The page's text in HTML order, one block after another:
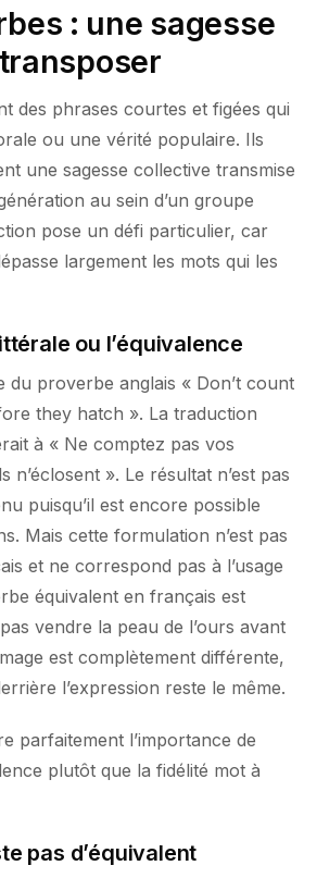
: une sagesse
des phrases courtes et figées qui
ou une vérité populaire. Ils
une sagesse collective transmise
au sein d’un groupe
pose un défi particulier, car
largement les mots qui les
ou l’équivalence
du proverbe anglais « Don’t count
they hatch ». La traduction
à « Ne comptez pas vos
n’éclosent ». Le résultat n’est pas
puisqu’il est encore possible
Mais cette formulation n’est pas
et ne correspond pas à l’usage
équivalent en français est
vendre la peau de l’ours avant
est complètement différente,
l’expression reste le même.
parfaitement l’importance de
plutôt que la fidélité mot à
pas d’équivalent